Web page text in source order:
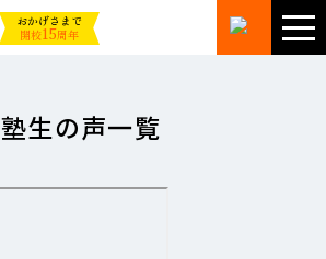
おかげさまで
開校15周年
塾生の声一覧